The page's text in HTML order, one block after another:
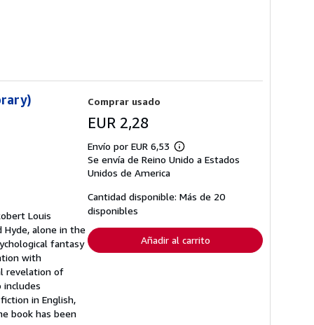
Louis
Hyde, alone in the
fantasy
with
revelation of
in English,
book has been
Comprar usado
EUR 2,28
Envío por EUR 6,53
Más
información
tarifas
de
Se envía de Reino Unido a Estados
Unidos de America
Cantidad disponible: Más de 20
disponibles
Añadir al carrito